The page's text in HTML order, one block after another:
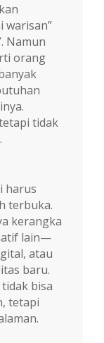
warisan”
Namun
orang
tidak
harus
terbuka.
kerangka
lain—
atau
baru.
bisa
tetapi